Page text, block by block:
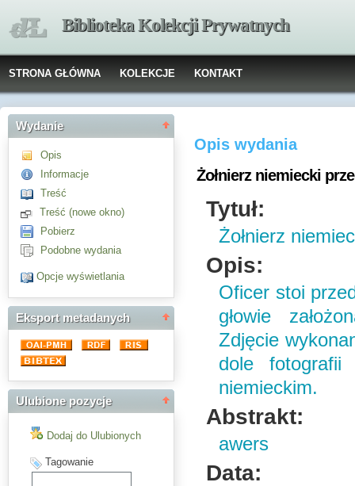
Biblioteka Kolekcji Prywatnych
STRONA GŁÓWNA KOLEKCJE KONTAKT
Wydanie
Opis
Informacje
Treść
Treść (nowe okno)
Pobierz
Podobne wydania
Opcje wyświetlania
Eksport metadanych
Ulubione pozycje
Dodaj do Ulubionych
Tagowanie
Opis wydania
Żołnierz niemiecki
Tytuł:
Żołnierz
Opis:
Oficer stoi
głowie
Zdjęcie
dole
niemieckim.
Abstrakt:
awers
Data: